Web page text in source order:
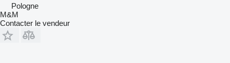
Pologne
M&M
Contacter le vendeur